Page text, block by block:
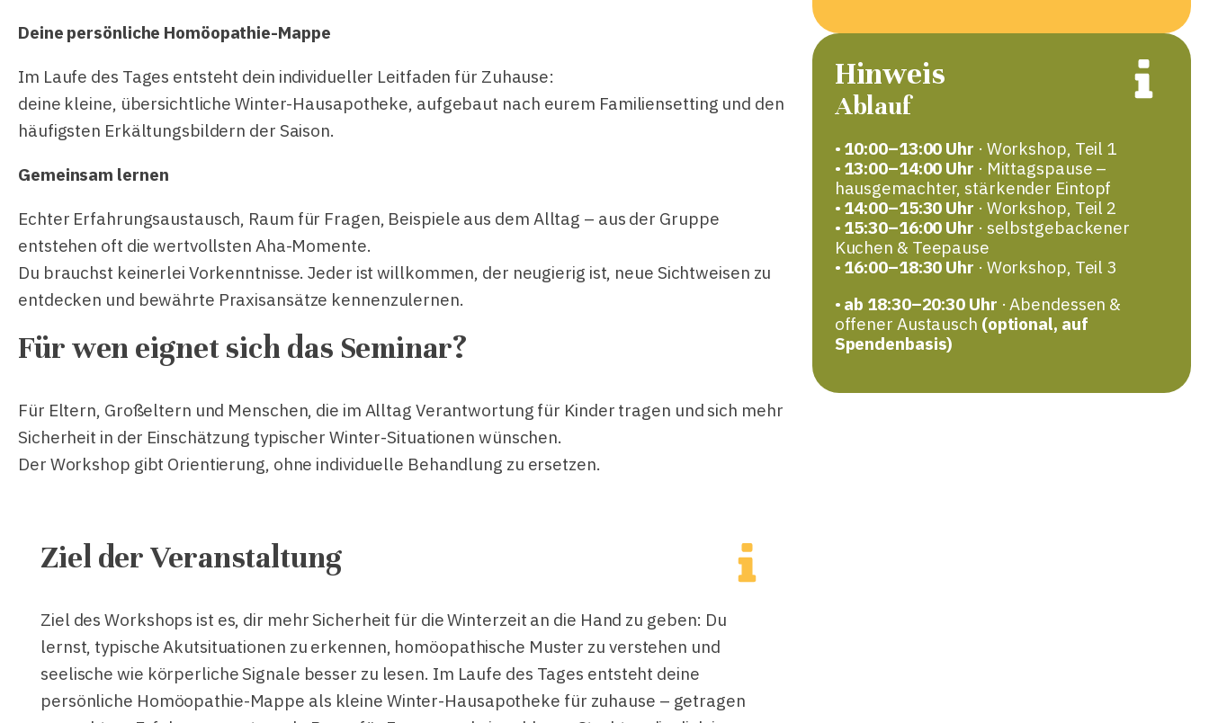
Deine persönliche Homöopathie-Mappe
Im Laufe des Tages entsteht dein individueller Leitfaden für Zuhause:
deine kleine, übersichtliche Winter-Hausapotheke, aufgebaut nach eurem Familiensetting und den
häufigsten Erkältungsbildern der Saison.
Gemeinsam lernen
Echter Erfahrungsaustausch, Raum für Fragen, Beispiele aus dem Alltag – aus der Gruppe
entstehen oft die wertvollsten Aha-Momente.
Du brauchst keinerlei Vorkenntnisse. Jeder ist willkommen, der neugierig ist, neue Sichtweisen zu
entdecken und bewährte Praxisansätze kennenzulernen.
Für wen eignet sich das Seminar?
Für Eltern, Großeltern und Menschen, die im Alltag Verantwortung für Kinder tragen und sich mehr
Sicherheit in der Einschätzung typischer Winter-Situationen wünschen.
Der Workshop gibt Orientierung, ohne individuelle Behandlung zu ersetzen.
Ziel der Veranstaltung
Ziel des Workshops ist es, dir mehr Sicherheit für die Winterzeit an die Hand zu geben: Du
lernst, typische Akutsituationen zu erkennen, homöopathische Muster zu verstehen und
seelische wie körperliche Signale besser zu lesen. Im Laufe des Tages entsteht deine
persönliche Homöopathie-Mappe als kleine Winter-Hausapotheke für zuhause – getragen
Hinweis
Ablauf
• 10:00–13:00 Uhr · Workshop, Teil 1
• 13:00–14:00 Uhr · Mittagspause –
hausgemachter, stärkender Eintopf
• 14:00–15:30 Uhr · Workshop, Teil 2
• 15:30–16:00 Uhr · selbstgebackener
Kuchen & Teepause
• 16:00–18:30 Uhr · Workshop, Teil 3
• ab 18:30–20:30 Uhr · Abendessen &
offener Austausch (optional, auf
Spendenbasis)